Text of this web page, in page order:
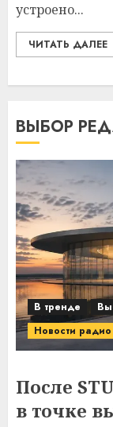
устроено...
ЧИТАТЬ ДАЛЕЕ
ВЫБОР
В тренде
Новости радио
После
в точке